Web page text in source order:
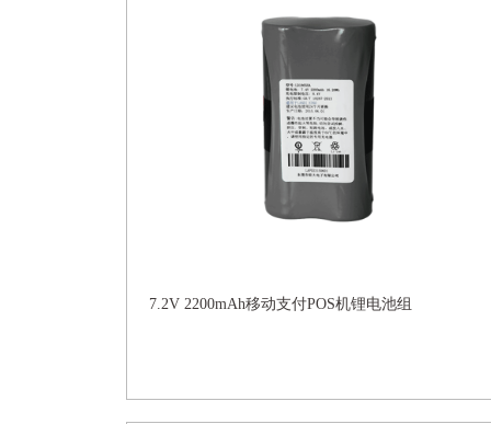
7.2V 2200mAh移动支付POS机锂电池组